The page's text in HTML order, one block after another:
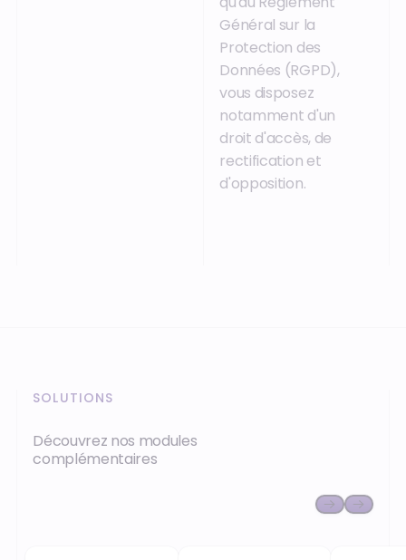
Général sur la
Protection des
Données (RGPD),
vous disposez
notamment d'un
droit d'accès, de
rectification et
d'opposition.
SOLUTIONS
Découvrez nos modules
complémentaires